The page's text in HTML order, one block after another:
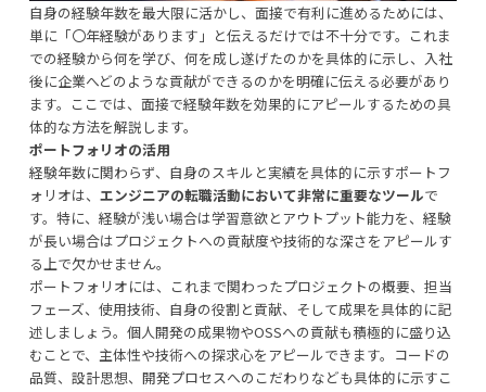
自身の経験年数を最大限に活かし、面接で有利に進めるためには、
単に「〇年経験があります」と伝えるだけでは不十分です。これま
での経験から何を学び、何を成し遂げたのかを具体的に示し、入社
後に企業へどのような貢献ができるのかを明確に伝える必要があり
ます。ここでは、面接で経験年数を効果的にアピールするための具
体的な方法を解説します。
ポートフォリオの活用
経験年数に関わらず、自身のスキルと実績を具体的に示すポートフ
ォリオは、 エンジニアの転職活動において非常に重要なツールで
す。特に、経験が浅い場合は学習意欲とアウトプット能力を、経験
が長い場合はプロジェクトへの貢献度や技術的な深さをアピールす
る上で欠かせません。
ポートフォリオには、これまで関わったプロジェクトの概要、担当
フェーズ、使用技術、自身の役割と貢献、そして成果を具体的に記
述しましょう。個人開発の成果物やOSSへの貢献も積極的に盛り込
むことで、主体性や技術への探求心をアピールできます。コードの
品質、設計思想、開発プロセスへのこだわりなども具体的に示すこ